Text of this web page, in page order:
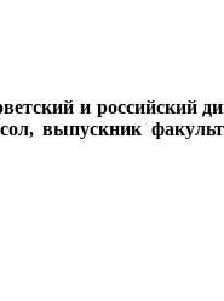
и российский
выпускник